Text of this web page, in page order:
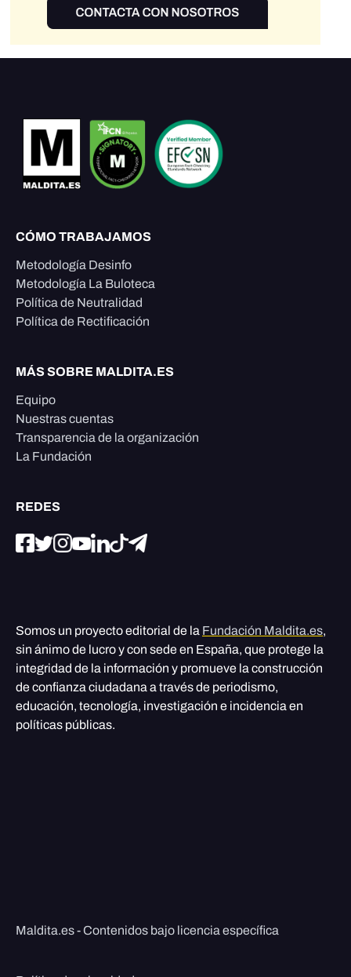
CÓMO TRABAJAMOS
Metodología Desinfo
Metodología La Buloteca
Política de Neutralidad
Política de Rectificación
MÁS SOBRE MALDITA.ES
Equipo
Nuestras cuentas
Transparencia de la organización
La Fundación
REDES
Somos un proyecto editorial de la Fundación Maldita.es,
sin ánimo de lucro y con sede en España, que protege la
integridad de la información y promueve la construcción
de confianza ciudadana a través de periodismo,
educación, tecnología, investigación e incidencia en
políticas públicas.
Maldita.es - Contenidos bajo licencia específica